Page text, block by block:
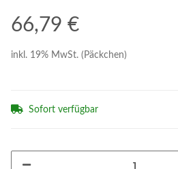
66,79 €
inkl. 19% MwSt. (Päckchen)
Sofort verfügbar